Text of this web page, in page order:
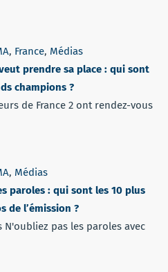
, France, Médias
prendre sa place : qui sont
champions ?
de France 2 ont rendez-vous
, Médias
paroles : qui sont les 10 plus
de l’émission ?
pas les paroles avec